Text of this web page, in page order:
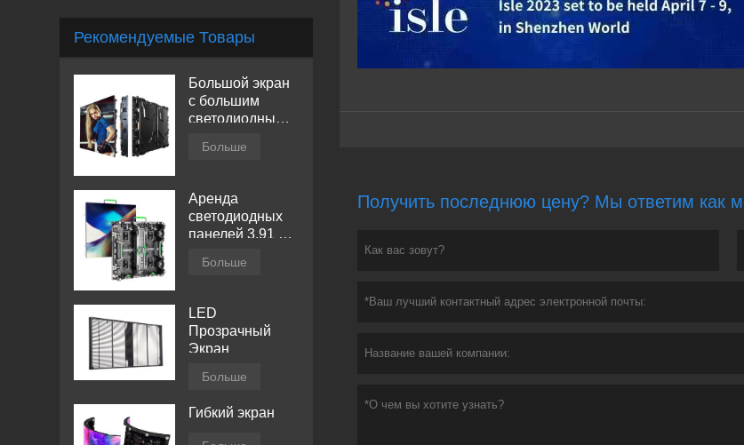
Получить последнюю цену? Мы ответим как
Рекомендуемые Товары
Большой экран
с большим
светодиодным
Больше
Аренда
светодиодных
панелей 3.91 мм
Больше
LED
Прозрачный
Экран
Больше
Гибкий экран